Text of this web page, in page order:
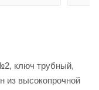
ключ трубный,
из высокопрочной